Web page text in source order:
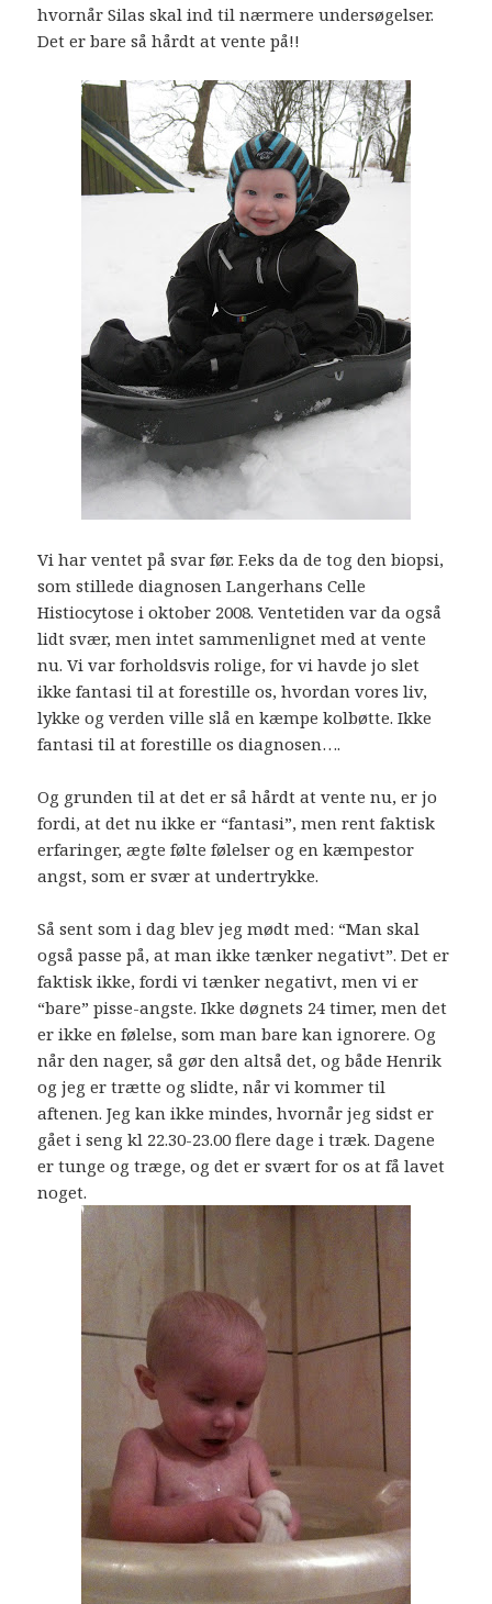
hvornår Silas skal ind til nærmere undersøgelser.
Det er bare så hårdt at vente på!!
Vi har ventet på svar før. F.eks da de tog den biopsi,
som stillede diagnosen Langerhans Celle
Histiocytose i oktober 2008. Ventetiden var da også
lidt svær, men intet sammenlignet med at vente
nu. Vi var forholdsvis rolige, for vi havde jo slet
ikke fantasi til at forestille os, hvordan vores liv,
lykke og verden ville slå en kæmpe kolbøtte. Ikke
fantasi til at forestille os diagnosen….
Og grunden til at det er så hårdt at vente nu, er jo
fordi, at det nu ikke er “fantasi”, men rent faktisk
erfaringer, ægte følte følelser og en kæmpestor
angst, som er svær at undertrykke.
Så sent som i dag blev jeg mødt med: “Man skal
også passe på, at man ikke tænker negativt”. Det er
faktisk ikke, fordi vi tænker negativt, men vi er
“bare” pisse-angste. Ikke døgnets 24 timer, men det
er ikke en følelse, som man bare kan ignorere. Og
når den nager, så gør den altså det, og både Henrik
og jeg er trætte og slidte, når vi kommer til
aftenen. Jeg kan ikke mindes, hvornår jeg sidst er
gået i seng kl 22.30-23.00 flere dage i træk. Dagene
er tunge og træge, og det er svært for os at få lavet
noget.